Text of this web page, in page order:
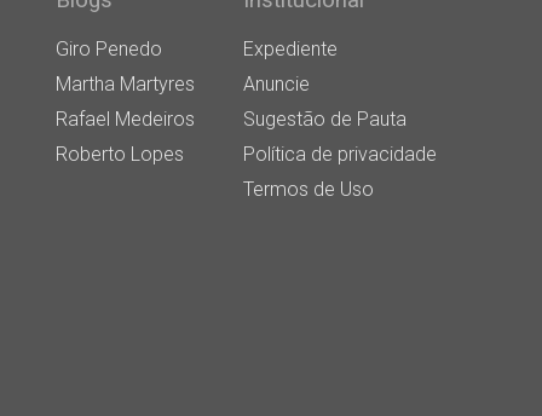
Giro Penedo
Martha Martyres
Rafael Medeiros
Roberto Lopes
Expediente
Anuncie
Sugestão de Pauta
Política de privacidade
Termos de Uso